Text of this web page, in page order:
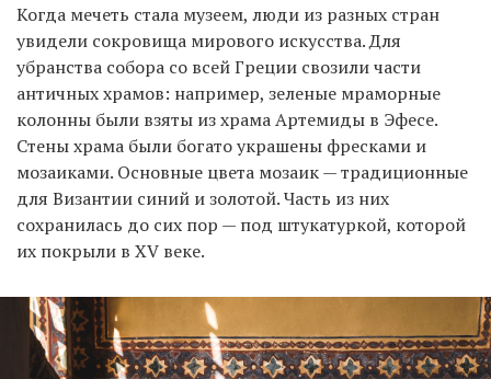
Когда мечеть стала музеем, люди из разных стран
увидели сокровища мирового искусства. Для
убранства собора со всей Греции свозили части
античных храмов: например, зеленые мраморные
колонны были взяты из храма Артемиды в Эфесе.
Стены храма были богато украшены фресками и
мозаиками. Основные цвета мозаик — традиционные
для Византии синий и золотой. Часть из них
сохранилась до сих пор — под штукатуркой, которой
их покрыли в XV веке.